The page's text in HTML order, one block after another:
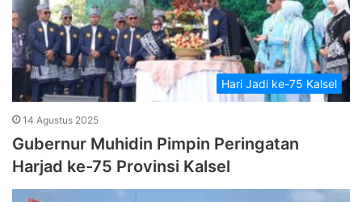
Hari Jadi ke-75 Kalsel
14 Agustus 2025
Gubernur Muhidin Pimpin Peringatan
Harjad ke-75 Provinsi Kalsel